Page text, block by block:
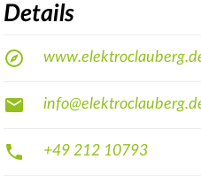
Details
+49 212 10793